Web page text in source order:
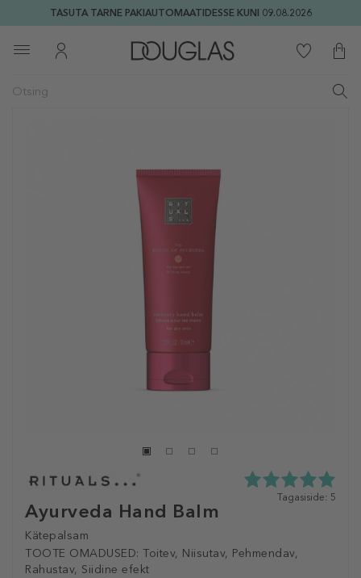
TASUTA TARNE PAKIAUTOMAATIDESSE KUNI 09.08.2026
Ayurveda Hand Balm
Kätepalsam
TOOTE OMADUSED: Toitev, Niisutav, Pehmendav,
Rahustav, Siidine efekt
5.0
tagasisidest
Tagasiside: 5